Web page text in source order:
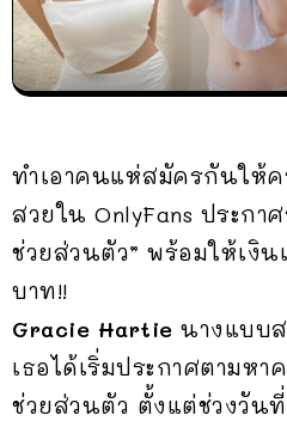
ทำเอาคนแห่สมัครกันให้ค
สวยใน OnlyFans ประก
ช่วยส่วนตัว” พร้อมให้เงิ
บาท!!
Gracie Hartie นางแบบ
เธอได้เริ่มประกาศตามห
ช่วยส่วนตัว ตั้งแต่ช่วงวัน